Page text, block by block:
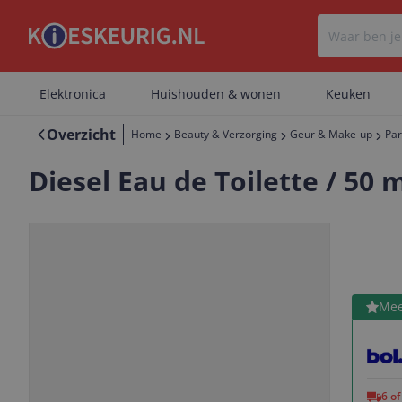
Elektronica Huishouden & wonen Keuken
Overzicht Home Beauty & Verzorging Geur & Make-up
Diesel Eau de Toilette / 50
6
Bekijk